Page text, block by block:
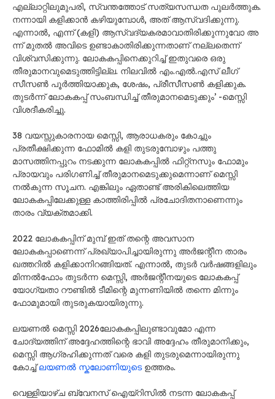
എല്ലാറ്റിലുമുപരി, സ്വന്ത​ത്തോട് സത്യസന്ധത പുലർത്തുക.
നന്നായി കളിക്കാൻ കഴിയുമ്പോൾ, അത് ആസ്വദിക്കുന്നു.
എന്നാൽ, എന്ന് (കളി) ആസ്വദ്യകരമാവാതിരിക്കുന്നുവോ അ​
ന്ന് മുതൽ അവിടെ ഉണ്ടാകാതിരിക്കുന്നതാണ് നല്ലതെന്ന്
വിശ്വസിക്കുന്നു. ലോകകപ്പിനെക്കുറിച്ച് ഇതുവരെ ഒരു
തീരുമാനവുമെടുത്തിട്ടില്ല. നിലവിൽ എം.എൽ.എസ് ലീഗ്
സീസൺ പൂർത്തിയാക്കുക, ശേഷം, പ്രീസീസൺ കളിക്കുക.
തുടർന്ന് ലോകകപ്പ് സംബന്ധിച്ച് തീരുമാ​നമെടുക്കും’ -മെസ്സി
വിശദീകരിച്ചു.
38 വയസ്സുകാരനായ മെസ്സി, ആരാധകരും കോച്ചും
പ്രതീക്ഷിക്കുന്ന ഫോമിൽ കളി തുടരുമ്പോഴും പത്തു
മാസത്തിനപ്പുറം നടക്കുന്ന ലോകകപ്പിൽ ഫിറ്റ്നസും ഫോമും
പ്രായവും പരിഗണിച്ച് തീരുമാനമെടുക്കുമെന്നാണ് മെസ്സി
നൽകുന്ന സൂചന. എങ്കിലും ഏതാണ്ട് അരികിലെത്തിയ
ലോകകപ്പിലേക്കുള്ള കാത്തിരിപ്പിൽ പ്രചോദിതനാണെന്നും
താരം വ്യക്തമാക്കി.
2022 ലോകകപ്പിന് മുമ്പ് ഇത് തന്റെ അവസാന
ലോകകപ്പാണെന്ന് പ്രഖ്യാപിച്ചായിരുന്നു അർജന്റീന താരം
ഖത്തറിൽ കളിക്കാനിറങ്ങിയത്. എന്നാൽ, തുടർ വർഷങ്ങളിലും
മിന്നൽഫോം തുടർന്ന മെസ്സി, അർജന്റീനയുടെ ലോകകപ്പ്
യോഗ്യതാ റൗണ്ടിൽ ടീമിന്റെ മുന്നണിയിൽ തന്നെ മിന്നും
ഫോമുമായി തുടരുകയായിരുന്നു.
ലയണൽ മെസ്സി 2026ലോകകപ്പിലുണ്ടാവുമോ എന്ന
ചോദ്യത്തിന് അദ്ദേഹത്തിന്റെ ഭാവി അദ്ദേഹം തീരുമാനിക്കും,
മെസ്സി ആഗ്രഹിക്കുന്നത് വരെ കളി തുടരുമെന്നായിരുന്നു
കോച്ച്ലയണൽ സ്കലോണിയുടെഉത്തരം.
വെള്ളിയാഴ്ച ബ്വേനസ് ഐയ്റിസിൽ നടന്ന ലോകകപ്പ്